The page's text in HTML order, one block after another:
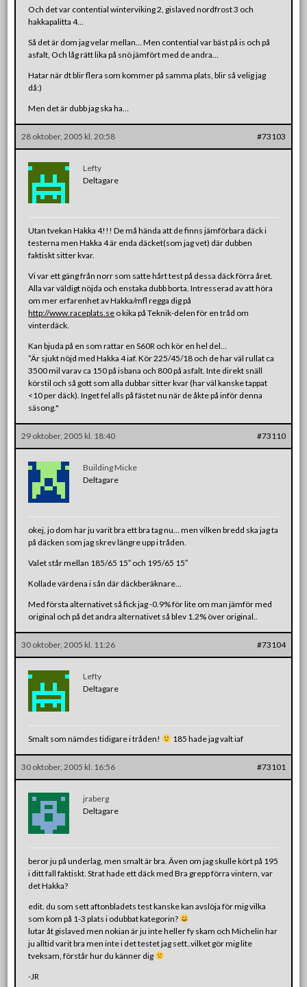
Och det var contential winterviking 2, gislaved nordfrost 3 och
hakkapalitta 4…
Så det är dom jag velar mellan… Men contential var bäst på is och på
asfalt, Och låg rätt lika på snö jämfört med de andra…
Hatar när dt blir flera som kommer på samma plats, blir så velig jag
då:)
Men det är dubb jag ska ha…
28 oktober, 2005 kl. 20:58 #73103
Lefty
Deltagare
Utan tvekan Hakka 4!!! De må hända att de finns jämförbara däck i
testerna men Hakka 4 är enda däcket(som jag vet) där dubben
faktiskt sitter kvar.
Vi var ett gäng från norr som satte hårt test på dessa däck förra året.
Alla var väldigt nöjda och enstaka dubb borta. Intresserad av att höra
om mer erfarenhet av Hakka/mfl regga dig på
http://www.raceplats.se o kika på Teknik-delen för en tråd om
vinterdäck.
Kan bjuda på en som rattar en S60R och kör en hel del…
”Är sjukt nöjd med Hakka 4 iaf. Kör 225/45/18 och de har väl rullat ca
3500 mil varav ca 150 på isbana och 800 på asfalt. Inte direkt snäll
körstil och så gott som alla dubbar sitter kvar (har väl kanske tappat
<10 per däck). Inget fel alls på fästet nu när de åkte på inför denna
säsong."
29 oktober, 2005 kl. 18:40 #73110
Building Micke
Deltagare
okej, jo dom har ju varit bra ett bra tag nu… men vilken bredd ska jag ta
på däcken som jag skrev längre upp i tråden.
Valet står mellan 185/65 15″ och 195/65 15″
Kollade värdena i sån där däckberäknare…
Med första alternativet så fick jag -0.9% för lite om man jämför med
original och på det andra alternativet så blev 1.2% över original..
30 oktober, 2005 kl. 11:26 #73104
Lefty
Deltagare
Smalt som nämdes tidigare i tråden! 185 hade jag valt iaf
30 oktober, 2005 kl. 16:56 #73101
jraberg
Deltagare
beror ju på underlag, men smalt är bra. Även om jag skulle kört på 195
i ditt fall faktiskt. Strat hade ett däck med Bra grepp förra vintern, var
det Hakka?
edit. du som sett aftonbladets test kanske kan avslöja för mig vilka
som kom på 1-3 plats i odubbat kategorin?
lutar åt gislaved men nokian är ju inte heller fy skam och Michelin har
ju alltid varit bra men inte i det testet jag sett..vilket gör mig lite
tveksam, förstår hur du känner dig
-JR